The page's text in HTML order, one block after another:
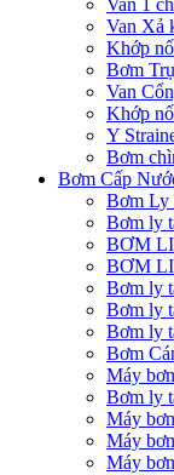
Van Xả
Khớp
Bơm
Van
Khớp
Y
Bơm
Bơm Cấp
Bơm Ly
Bơm ly
BƠM
BƠM
Bơm ly
Bơm ly
Bơm ly
Bơm
Máy
Bơm ly
Máy
​Máy
Máy